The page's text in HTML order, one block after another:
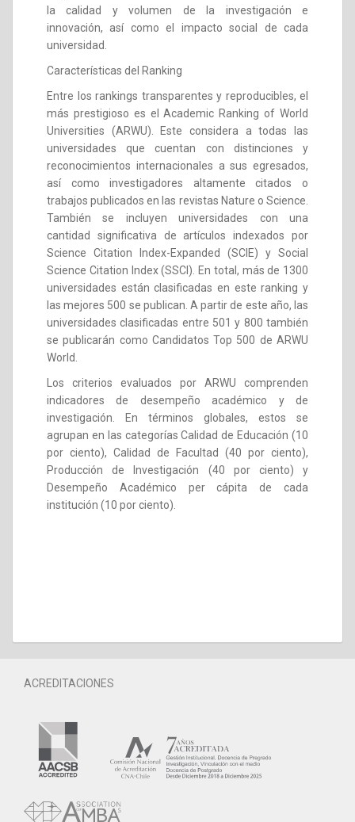
la calidad y volumen de la investigación e
innovación, así como el impacto social de cada
universidad.
Características del Ranking
Entre los rankings transparentes y reproducibles, el
más prestigioso es el Academic Ranking of World
Universities (ARWU). Este considera a todas las
universidades que cuentan con distinciones y
reconocimientos internacionales a sus egresados,
así como investigadores altamente citados o
trabajos publicados en las revistas Nature o Science.
También se incluyen universidades con una
cantidad significativa de artículos indexados por
Science Citation Index-Expanded (SCIE) y Social
Science Citation Index (SSCI). En total, más de 1300
universidades están clasificadas en este ranking y
las mejores 500 se publican. A partir de este año, las
universidades clasificadas entre 501 y 800 también
se publicarán como Candidatos Top 500 de ARWU
World.
Los criterios evaluados por ARWU comprenden
indicadores de desempeño académico y de
investigación. En términos globales, estos se
agrupan en las categorías Calidad de Educación (10
por ciento), Calidad de Facultad (40 por ciento),
Producción de Investigación (40 por ciento) y
Desempeño Académico per cápita de cada
institución (10 por ciento).
ACREDITACIONES